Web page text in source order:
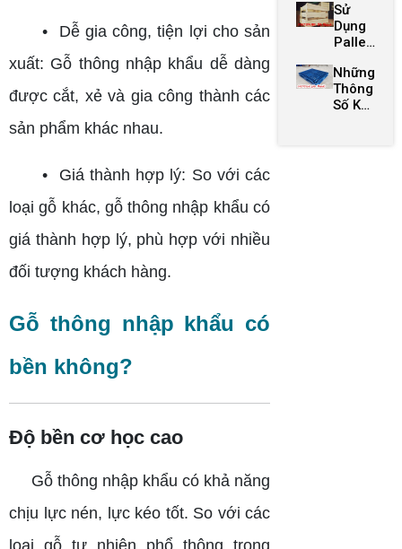
• Dễ gia công, tiện lợi cho sản
xuất: Gỗ thông nhập khẩu dễ dàng
được cắt, xẻ và gia công thành các
sản phẩm khác nhau.
• Giá thành hợp lý: So với các
loại gỗ khác, gỗ thông nhập khẩu có
giá thành hợp lý, phù hợp với nhiều
đối tượng khách hàng.
Gỗ thông nhập khẩu có
bền không?
Độ bền cơ học cao
Gỗ thông nhập khẩu có khả năng
chịu lực nén, lực kéo tốt. So với các
Đại
Sản
Xuất
Tạo
Của
Pallet
Cầu
Tại
Pallet
Sử
Dụng
Pallet
Thành
Để
Tăng
Những
Thông
Số Kỹ